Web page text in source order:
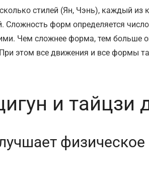
стилей (Ян, Чэнь), каждый
Сложность форм определяется
Чем сложнее форма, тем больше
этом все движения и все формы
и тайцзи